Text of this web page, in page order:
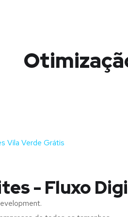
Vila Verde Grátis
- Fluxo